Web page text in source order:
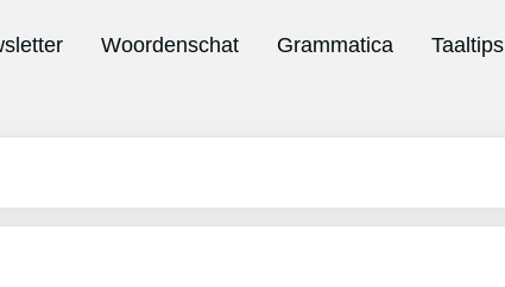
Woordenschat Grammatica Taaltips